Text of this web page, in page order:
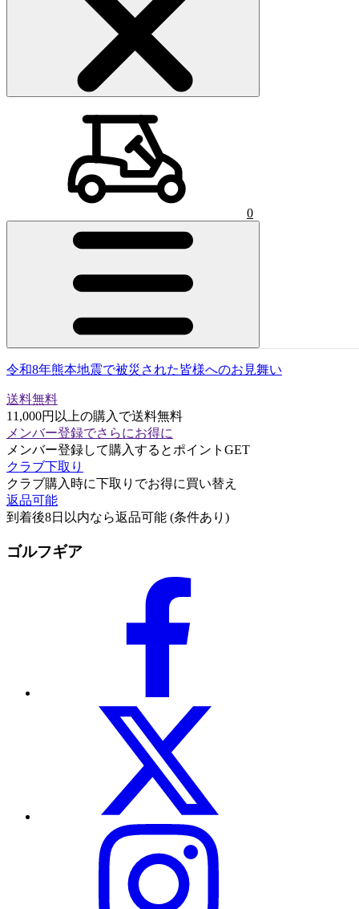
ショッピングカート 0)
0
令和8年熊本地震で被災された皆様へのお見舞い
送料無料
11,000円以上の購入で送料無料
メンバー登録でさらにお得に
メンバー登録して購入するとポイントGET
クラブ下取り
クラブ購入時に下取りでお得に買い替え
返品可能
到着後8日以内なら返品可能 (条件あり)
ゴルフギア